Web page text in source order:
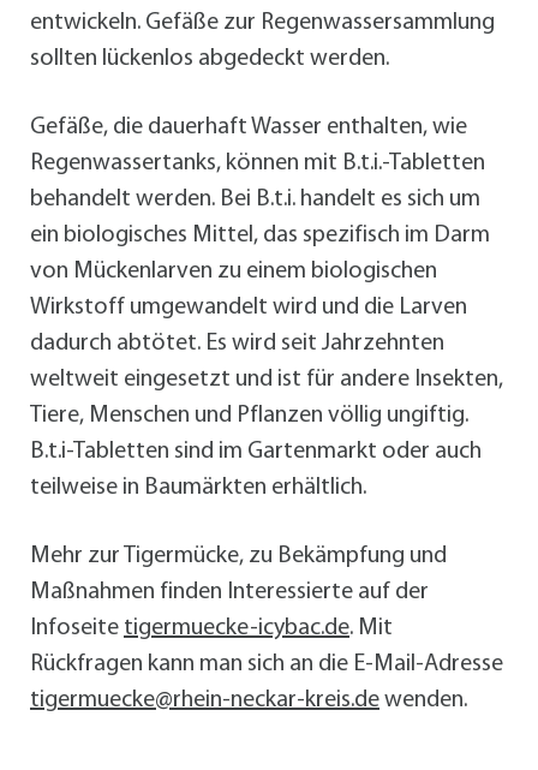
entwickeln. Gefäße zur Regenwassersammlung
sollten lückenlos abgedeckt werden.
Gefäße, die dauerhaft Wasser enthalten, wie
Regenwassertanks, können mit B.t.i.-Tabletten
behandelt werden. Bei B.t.i. handelt es sich um
ein biologisches Mittel, das spezifisch im Darm
von Mückenlarven zu einem biologischen
Wirkstoff umgewandelt wird und die Larven
dadurch abtötet. Es wird seit Jahrzehnten
weltweit eingesetzt und ist für andere Insekten,
Tiere, Menschen und Pflanzen völlig ungiftig.
B.t.i-Tabletten sind im Gartenmarkt oder auch
teilweise in Baumärkten erhältlich.
Mehr zur Tigermücke, zu Bekämpfung und
Maßnahmen finden Interessierte auf der
Infoseite tigermuecke-icybac.de. Mit
Rückfragen kann man sich an die E-Mail-Adresse
tigermuecke@rhein-neckar-kreis.de wenden.